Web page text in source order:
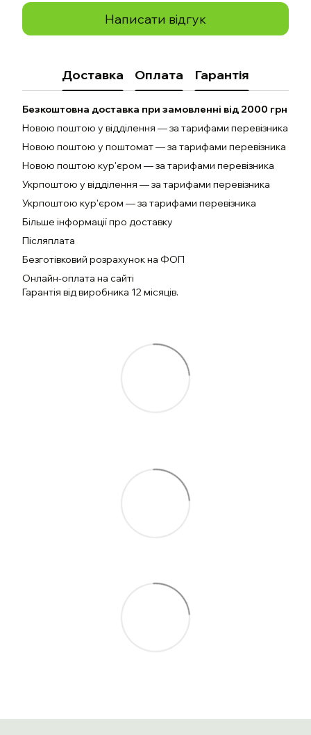
Написати відгук
Доставка Оплата Гарантія
Безкоштовна доставка при замовленні від 2000 грн
Новою поштою у відділення — за тарифами перевізника
Новою поштою у поштомат — за тарифами перевізника
Новою поштою кур'єром — за тарифами перевізника
Укрпоштою у відділення — за тарифами перевізника
Укрпоштою кур'єром — за тарифами перевізника
Більше інформації про доставку
Післяплата
Безготівковий розрахунок на ФОП
Онлайн-оплата на сайті
Гарантія від виробника 12 місяців.